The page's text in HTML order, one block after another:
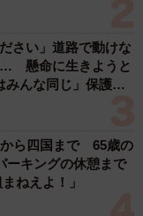
言われた客側の反
らしいが、改めて
てくれたのが、翌
だけだったにも関
んな言葉をこれま
。ほかにも買わな
れてくる客と顧客
さい」道路で動けな
… 懸命に生きようと
んな同じ」保護団
ら四国まで 65歳の
キングの休憩まで
ねえよ！」